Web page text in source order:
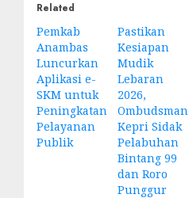
Related
Pemkab
Anambas
Luncurkan
Aplikasi e-
SKM untuk
Peningkatan
Pelayanan
Publik
Pastikan
Kesiapan
Mudik
Lebaran
2026,
Ombudsman
Kepri Sidak
Pelabuhan
Bintang 99
dan Roro
Punggur